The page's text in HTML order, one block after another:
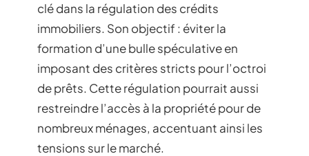
clé dans la régulation des crédits
immobiliers. Son objectif : éviter la
formation d’une bulle spéculative en
imposant des critères stricts pour l’octroi
de prêts. Cette régulation pourrait aussi
restreindre l’accès à la propriété pour de
nombreux ménages, accentuant ainsi les
tensions sur le marché.